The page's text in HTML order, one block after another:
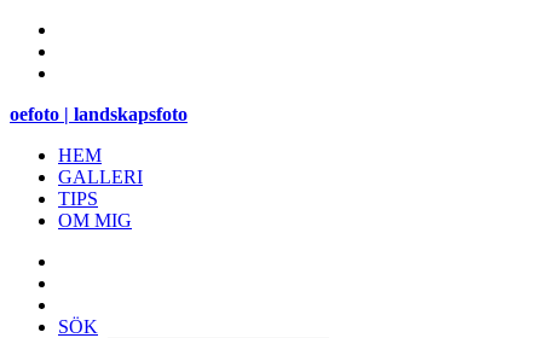
oefoto | landskapsfoto
HEM
GALLERI
TIPS
OM MIG
SÖK